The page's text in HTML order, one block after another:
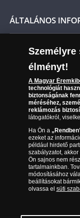
bemutatásához.
Éremkibocsátó
évi LXIII. tv.)
megfelelően
Kézbesítés
Reklamáció
Visszaküldés
Elállási űrlap
Ügyfélszolgálat
Leiratkozás a
Karrier
ÁLTALÁNOS
Sütik (cookies)
Süti (cookies)
Társaságunkról
Az érmék és érmek
Gyakran ismételt
Adatkezelés
06 80
(díjmentesen
óra között,
Személyre
élményt!
A Magyar
technológiát
biztonságának
méréséhez,
reklámozás
látogatókról,
Ha Ön a
ezeket az
például hirdető
szabályzatot,
Ön sajnos nem
tartalmainkban.
módosításához
beállításokat
olvassa el süti